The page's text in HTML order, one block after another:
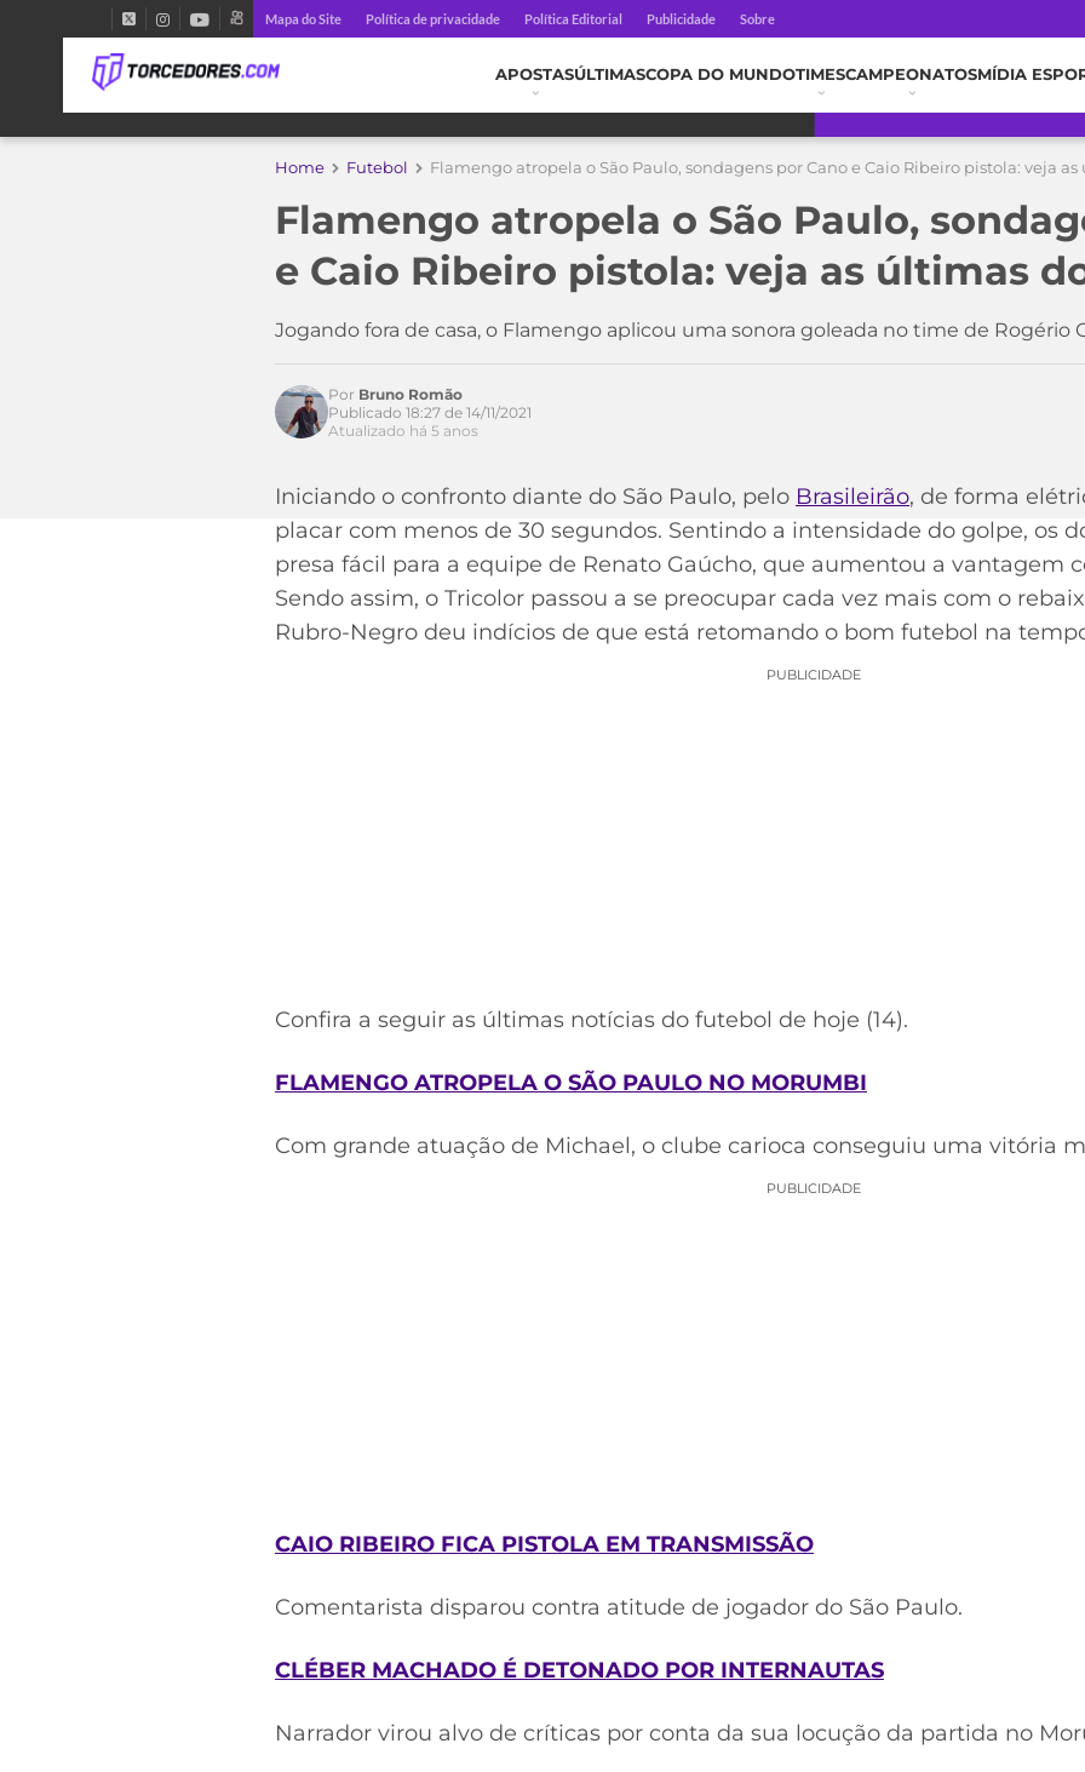
Mapa do Site Política de privacidade Política Editorial Publicidade Sobre
APOSTASÚLTIMASCOPA DO MUNDOTIMESCAMPEONATOSMÍDIA
Home Futebol Flamengo atropela o São Paulo, sondagens por Cano e Caio Ribeiro pistola: veja
Flamengo atropela o São Paulo,
e Caio Ribeiro pistola: veja as últimas
Jogando fora de casa, o Flamengo aplicou uma sonora goleada no time de Rogério
Por Bruno Romão
Publicado 18:27 de 14/11/2021
Atualizado há 5 anos
Iniciando o confronto diante do São Paulo, pelo Brasileirão, de forma
placar com menos de 30 segundos. Sentindo a intensidade do golpe, os
presa fácil para a equipe de Renato Gaúcho, que aumentou a vantagem
Sendo assim, o Tricolor passou a se preocupar cada vez mais com o
Rubro-Negro deu indícios de que está retomando o bom futebol na
PUBLICIDADE
Confira a seguir as últimas notícias do futebol de hoje (14).
FLAMENGO ATROPELA O SÃO PAULO NO MORUMBI
Com grande atuação de Michael, o clube carioca conseguiu uma vitória
PUBLICIDADE
CAIO RIBEIRO FICA PISTOLA EM TRANSMISSÃO
Comentarista disparou contra atitude de jogador do São Paulo.
CLÉBER MACHADO É DETONADO POR INTERNAUTAS
Narrador virou alvo de críticas por conta da sua locução da partida no